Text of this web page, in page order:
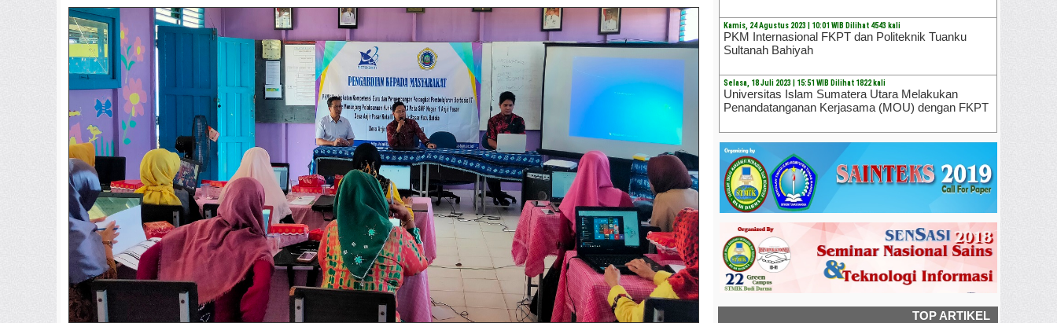
Kamis, 24 Agustus 2023 | 10:01 WIB Dilihat 4543 kali
PKM Internasional FKPT dan Politeknik Tuanku
Sultanah Bahiyah
Selasa, 18 Juli 2023 | 15:51 WIB Dilihat 1822 kali
Universitas Islam Sumatera Utara Melakukan
Penandatanganan Kerjasama (MOU) dengan FKPT
TOP ARTIKEL